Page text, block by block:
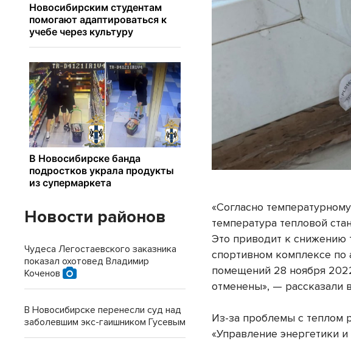
«Согласно
температура тепловой
Это приводит к снижению
спортивном комплексе по
помещений 28 ноября 2022
отменены», — рассказали
Из-за проблемы с теплом
«Управление энергетики
Новости районов
Чудеса Легостаевского заказника
показал охотовед Владимир
Коченов
В Новосибирске перенесли суд над
заболевшим экс-гаишником Гусевым